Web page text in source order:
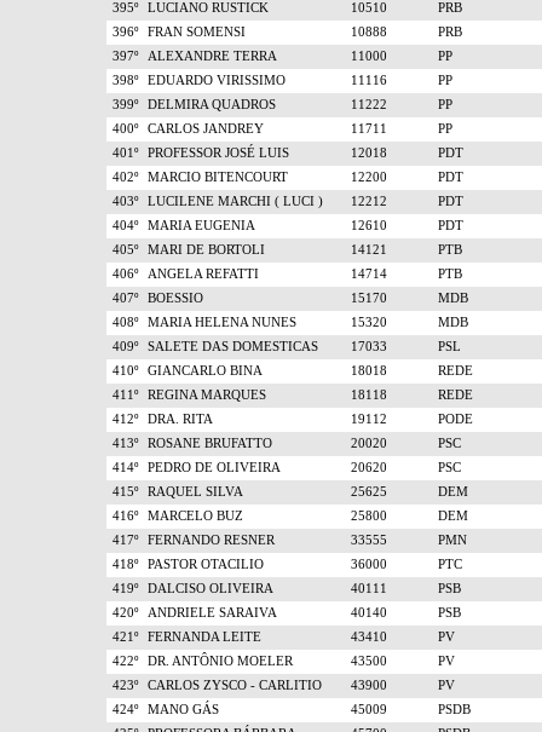
395º
LUCIANO RUSTICK 10510
PRB
396º
FRAN SOMENSI 10888
PRB
397º
ALEXANDRE TERRA 11000
PP
398º
EDUARDO VIRISSIMO 11116
PP
399º
DELMIRA QUADROS 11222
PP
400º
CARLOS JANDREY 11711
PP
401º
PROFESSOR JOSÉ LUIS 12018
PDT
402º
MARCIO BITENCOURT 12200
PDT
403º
LUCILENE MARCHI ( LUCI ) 12212
PDT
404º
MARIA EUGENIA 12610
PDT
405º
MARI DE BORTOLI 14121
PTB
406º
ANGELA REFATTI 14714
PTB
407º
BOESSIO 15170
MDB
408º
MARIA HELENA NUNES 15320
MDB
409º
SALETE DAS DOMESTICAS 17033
PSL
410º
GIANCARLO BINA 18018
REDE
411º
REGINA MARQUES 18118
REDE
412º
DRA. RITA 19112
PODE
413º
ROSANE BRUFATTO 20020
PSC
414º
PEDRO DE OLIVEIRA 20620
PSC
415º
RAQUEL SILVA 25625
DEM
416º
MARCELO BUZ 25800
DEM
417º
FERNANDO RESNER 33555
PMN
418º
PASTOR OTACILIO 36000
PTC
419º
DALCISO OLIVEIRA 40111
PSB
420º
ANDRIELE SARAIVA 40140
PSB
421º
FERNANDA LEITE 43410
PV
422º
DR. ANTÔNIO MOELER 43500
PV
423º
CARLOS ZYSCO - CARLITIO 43900
PV
424º
MANO GÁS 45009
PSDB